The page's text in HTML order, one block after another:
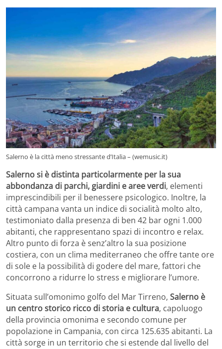
Salerno è la città meno stressante d’Italia – (wemusic.it)
Salerno si è distinta particolarmente per la sua
abbondanza di parchi, giardini e aree verdi, elementi
imprescindibili per il benessere psicologico. Inoltre, la
città campana vanta un indice di socialità molto alto,
testimoniato dalla presenza di ben 42 bar ogni 1.000
abitanti, che rappresentano spazi di incontro e relax.
Altro punto di forza è senz’altro la sua posizione
costiera, con un clima mediterraneo che offre tante ore
di sole e la possibilità di godere del mare, fattori che
concorrono a ridurre lo stress e migliorare l’umore.
Situata sull’omonimo golfo del Mar Tirreno, Salerno è
un centro storico ricco di storia e cultura, capoluogo
della provincia omonima e secondo comune per
popolazione in Campania, con circa 125.635 abitanti. La
città sorge in un territorio che si estende dal livello del